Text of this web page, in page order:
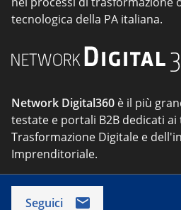
tecnologica della PA italiana.
Network Digital360 è il più
testate e portali B2B dedicati ai
Trasformazione Digitale e
Imprenditoriale.
Seguici